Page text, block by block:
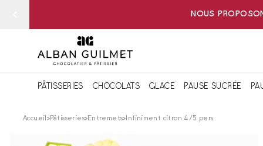
NOUS
PÂTISSERIES CHOCOLATS GLACE PAUSE SUCRÉE
Accueil Pâtisseries Entremets Infiniment citron 4/5 pers